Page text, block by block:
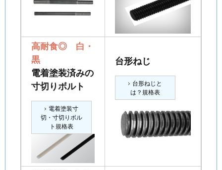
高耐食◎ 白・
黒
電着塗装済みの
寸切りボルト
電着塗装寸
切・寸切りボル
ト規格表
台形ねじ
台形ねじと
は？規格表